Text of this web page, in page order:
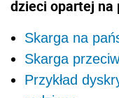
dzieci opartej na
Skarga na
Skarga
Przykład